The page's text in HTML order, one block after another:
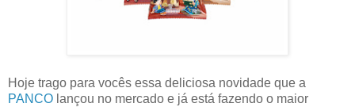
Hoje trago para vocês essa deliciosa novidade que a
PANCO lançou no mercado e já está fazendo o maior